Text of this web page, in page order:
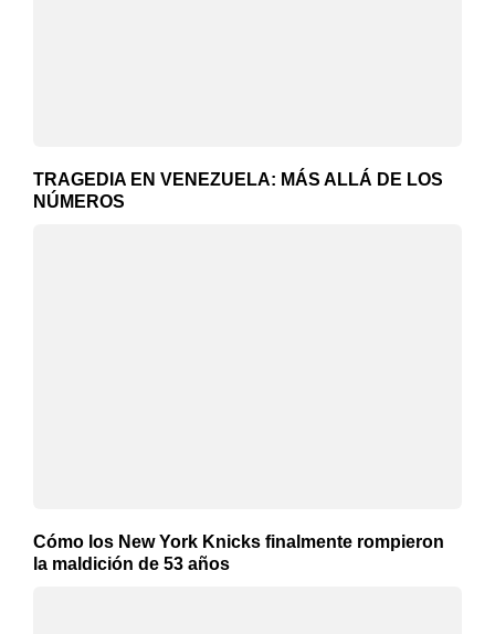
TRAGEDIA EN VENEZUELA: MÁS ALLÁ DE LOS
NÚMEROS
Cómo los New York Knicks finalmente rompieron
la maldición de 53 años